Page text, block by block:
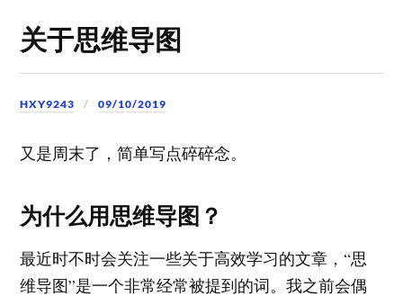
关于思维导图
HXY9243 09/10/2019
又是周末了，简单写点碎碎念。
为什么用思维导图？
最近时不时会关注一些关于高效学习的文章，“思
维导图”是一个非常经常被提到的词。我之前会偶